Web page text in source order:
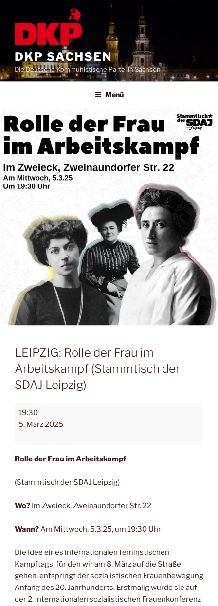
DKP SACHSEN
Die Deutsche Kommunistische Partei in Sachsen
Menü
LEIPZIG: Rolle der Frau im
Arbeitskampf (Stammtisch der
SDAJ Leipzig)
19:30
5. März 2025
Rolle der Frau im Arbeitskampf
(Stammtisch der SDAJ Leipzig)
Wo? Im Zweieck, Zweinaundorfer Str. 22
Wann?Am Mittwoch, 5.3.25, um 19:30 Uhr
Die Idee eines internationalen feminstischen
Kampftags, für den wir am 8. März auf die Straße
gehen, entspringt der sozialistischen Frauenbewegung
Anfang des 20. Jahrhunderts. Erstmalig wurde sie auf
der 2. internationalen sozialistischen Frauenkonferenz